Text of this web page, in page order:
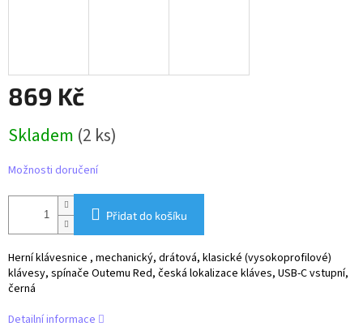
869 Kč
cena:
Skladem (2 ks)
Možnosti doručení
Přidat do košíku
Herní klávesnice , mechanický, drátová, klasické (vysokoprofilové)
klávesy, spínače Outemu Red, česká lokalizace kláves, USB-C vstupní,
černá
Detailní informace